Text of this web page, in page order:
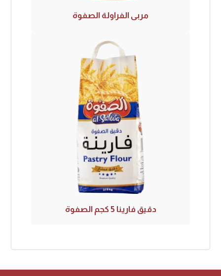
مربى الفراولة الصفوة
دقيق فارينا 5 كجم الصفوة